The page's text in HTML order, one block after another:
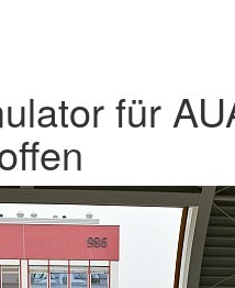
für